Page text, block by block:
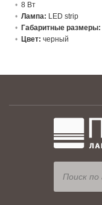
8 Вт
Лампа: LED strip
Габаритные размеры:
Цвет: черный